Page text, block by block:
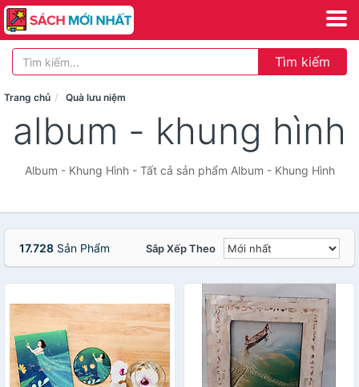
Tìm kiếm
Trang chủ Quà lưu niệm
album - khung hình
Album - Khung Hình - Tất cả sản phẩm Album - Khung Hình
17.728 Sản Phẩm Sắp Xếp Theo